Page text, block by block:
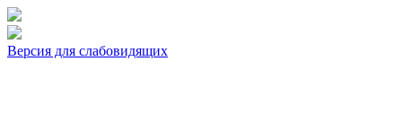
Версия для слабовидящих